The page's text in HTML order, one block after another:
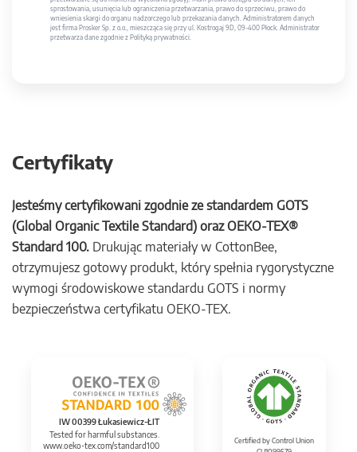
sprostowania, usunięcia lub ograniczenia przetwarzania, prawo do sprzeciwu, prawo do
wniesienia skargi do organu nadzorczego lub przekazania danych. Administratorem danych
jest firma Prosker Sp. z o.o., mieszcząca się przy ul. Kostrogaj 9D, 09-400 Płock. Administrator
przetwarza dane zgodnie z Polityką prywatności.
Certyfikaty
Jesteśmy certyfikowani zgodnie ze standardem GOTS
(Global Organic Textile Standard) oraz OEKO-TEX®
Standard 100. Drukując materiały w CottonBee,
otrzymujesz gotowy produkt, który spełnia rygorystyczne
wymogi środowiskowe standardu GOTS i normy
bezpieczeństwa certyfikatu OEKO-TEX.
IW 00399 Łukasiewicz-ŁIT
Tested for harmful substances.
www.oeko-tex.com/standard100
Certified by Control Union